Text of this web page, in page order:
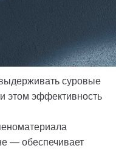
суровые
этом эффективность
— обеспечивает